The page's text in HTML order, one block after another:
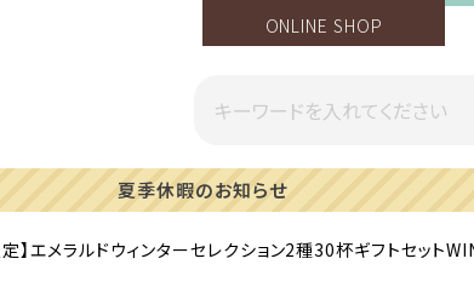
ONLINE SHOP
一部地域への配送遅延のご案内
】エメラルドウィンターセレクション2種30杯ギフトセッ